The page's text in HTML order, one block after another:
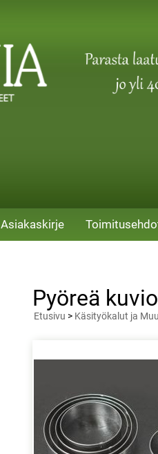
Asiakaskirje
Pyöreä
Etusivu > Käsityökalut ja